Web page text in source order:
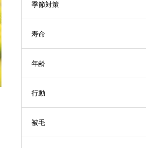
季節対策
寿命
年齢
行動
被毛